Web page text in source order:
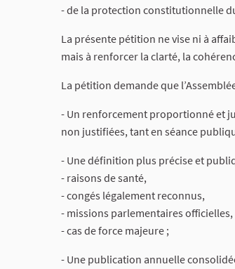
- de la protection constitutionnelle
La présente pétition ne vise ni à
mais à renforcer la clarté, la
La pétition demande que
- Un renforcement proportionné et
non justifiées, tant en séance
- Une définition plus précise et
- raisons de santé,
- congés légalement reconnus,
- missions parlementaires officielles,
- cas de force majeure ;
- Une publication annuelle